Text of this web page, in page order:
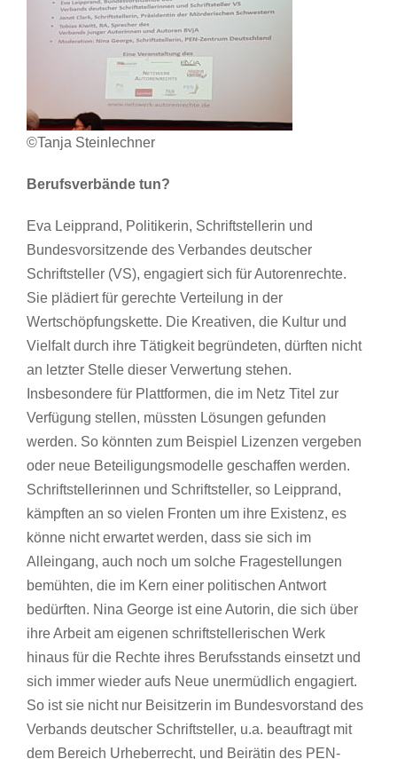
©Tanja Steinlechner
Berufsverbände tun?
Eva Leipprand, Politikerin, Schriftstellerin und
Bundesvorsitzende des Verbandes deutscher
Schriftsteller (VS), engagiert sich für Autorenrechte.
Sie plädiert für gerechte Verteilung in der
Wertschöpfungskette. Die Kreativen, die Kultur und
Vielfalt durch ihre Tätigkeit begründeten, dürften nicht
an letzter Stelle dieser Verwertung stehen.
Insbesondere für Plattformen, die im Netz Titel zur
Verfügung stellen, müssten Lösungen gefunden
werden. So könnten zum Beispiel Lizenzen vergeben
oder neue Beteiligungsmodelle geschaffen werden.
Schriftstellerinnen und Schriftsteller, so Leipprand,
kämpften an so vielen Fronten um ihre Existenz, es
könne nicht erwartet werden, dass sie sich im
Alleingang, auch noch um solche Fragestellungen
bemühten, die im Kern einer politischen Antwort
bedürften. Nina George ist eine Autorin, die sich über
ihre Arbeit am eigenen schriftstellerischen Werk
hinaus für die Rechte ihres Berufsstands einsetzt und
sich immer wieder aufs Neue unermüdlich engagiert.
So ist sie nicht nur Beisitzerin im Bundesvorstand des
Verbands deutscher Schriftsteller, u.a. beauftragt mit
dem Bereich Urheberrecht, und Beirätin des PEN-